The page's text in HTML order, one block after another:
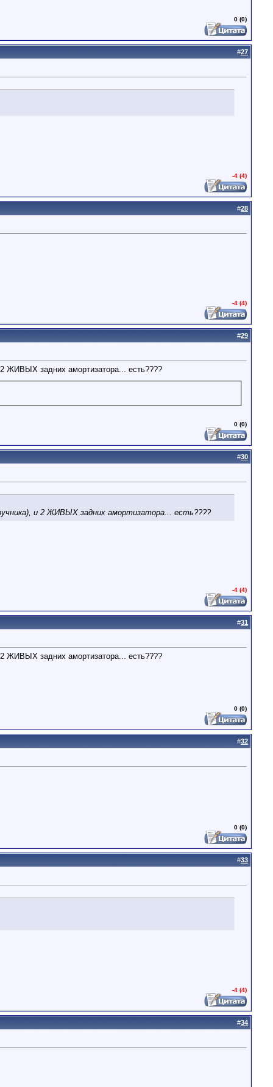
0 (0)
#27
-4 (4)
#28
-4 (4)
#29
2 ЖИВЫХ задних амортизатора... есть????
0 (0)
#30
и 2 ЖИВЫХ задних амортизатора... есть????
-4 (4)
#31
2 ЖИВЫХ задних амортизатора... есть????
0 (0)
#32
0 (0)
#33
-4 (4)
#34